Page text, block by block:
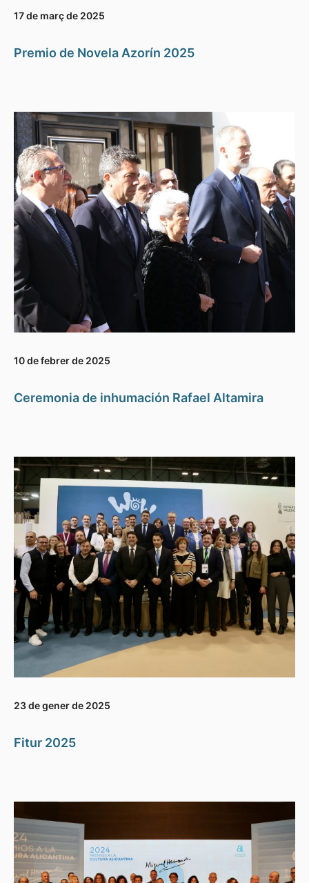
17 de març de 2025
Premio de Novela Azorín 2025
10 de febrer de 2025
Ceremonia de inhumación Rafael Altamira
23 de gener de 2025
Fitur 2025